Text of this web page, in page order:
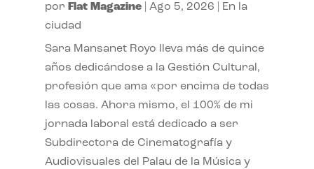
por Flat Magazine| Ago 5, 2026
En la
ciudad
Sara Mansanet Royo lleva más de quince
años dedicándose a la Gestión Cultural,
profesión que ama «por encima de todas
las cosas. Ahora mismo, el 100% de mi
jornada laboral está dedicado a ser
Subdirectora de Cinematografía y
Audiovisuales del Palau de la Música y